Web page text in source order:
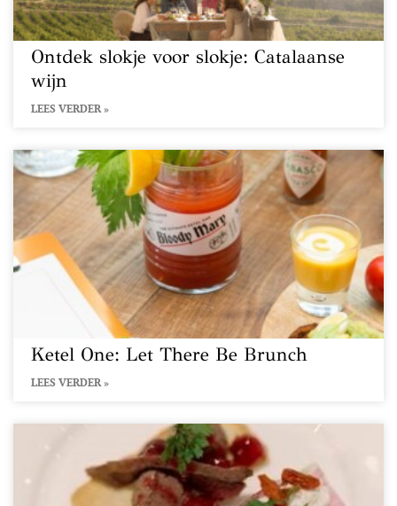
Ontdek slokje voor slokje: Catalaanse
wijn
LEES VERDER »
Ketel One: Let There Be Brunch
LEES VERDER »